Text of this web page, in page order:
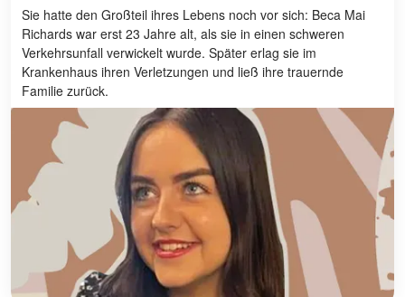
Sie hatte den Großteil ihres Lebens noch vor sich: Beca Mai
Richards war erst 23 Jahre alt, als sie in einen schweren
Verkehrsunfall verwickelt wurde. Später erlag sie im
Krankenhaus ihren Verletzungen und ließ ihre trauernde
Familie zurück.